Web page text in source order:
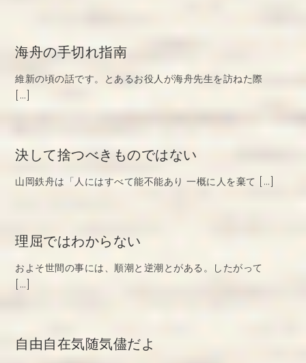
海舟の手切れ指南
維新の頃の話です。とあるお役人が海舟先生を訪ねた際
[…]
決して捨つべきものではない
山岡鉄舟は「人にはすべて能不能あり 一概に人を棄て […]
理屈ではわからない
およそ世間の事には、順潮と逆潮とがある。したがって
[…]
自由自在気随気儘だよ